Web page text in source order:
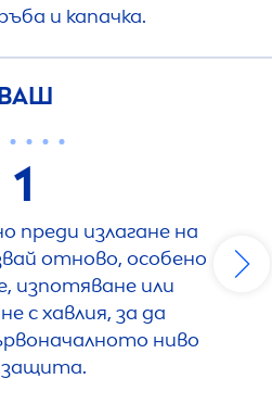
и капачка.
1
преди излагане на
отново, особено
изпотяване или
с хавлия, за да
ниво
защита.